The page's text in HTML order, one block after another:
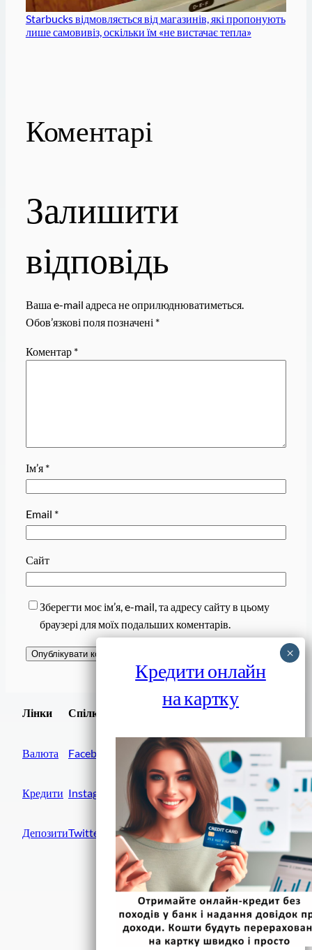
Starbucks відмовляється від магазинів, які пропонують
лише самовивіз, оскільки їм «не вистачає тепла»
Коментарі
Залишити
відповідь
Ваша e-mail адреса не оприлюднюватиметься.
Обов’язкові поля позначені *
Коментар *
Ім’я *
Email *
Сайт
Зберегти моє ім’я, e-mail, та адресу сайту в цьому
браузері для моїх подальших коментарів.
Лінки
Валюта
Кредити
Депозити
Спілки
Facebook
Instagram
Twitter
Завантажити
Фінанси IN UA
вулиця Хрещатик, 14
Київ, 01001
Україна
Кредити онлайн
на картку